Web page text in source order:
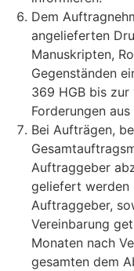
Dem
angelieferten
Manuskripten,
Gegenständen
369 HGB bis
Forderungen
Bei Aufträgen,
Auftraggeber
geliefert werden
Auftraggeber,
Vereinbarung
Monaten nach
gesamten dem